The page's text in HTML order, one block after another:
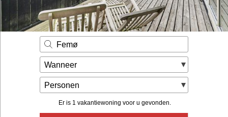
Femø
Wanneer
Personen
Er is 1 vakantiewoning voor u gevonden.